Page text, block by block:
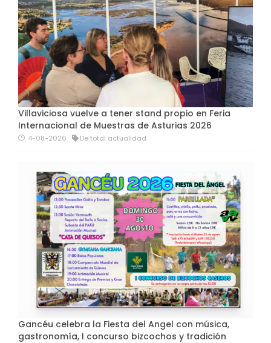
Villaviciosa vuelve a tener stand propio en Feria
Internacional de Muestras de Asturias 2026
4-08-2026 De total actualidad
Gancéu celebra la Fiesta del Angel con música,
gastronomía, I concurso bizcochos y tradición